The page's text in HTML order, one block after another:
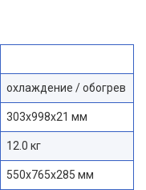
охлаждение / обогрев
303x998x21 мм
12.0 кг
550x765x285 мм